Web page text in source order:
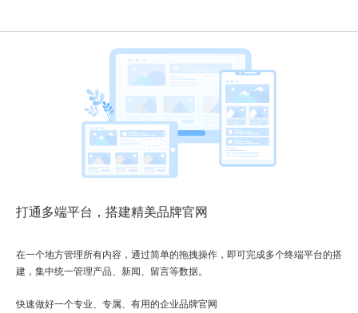
打通多端平台，搭建精美品牌官网
在一个地方管理所有内容，通过简单的拖拽操作，即可完成多个终端平台的搭
建，集中统一管理产品、新闻、留言等数据。
快速做好一个专业、专属、有用的企业品牌官网